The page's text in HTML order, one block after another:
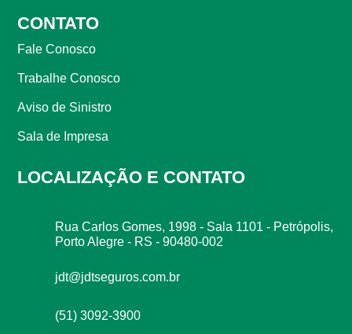
CONTATO
Fale Conosco
Trabalhe Conosco
Aviso de Sinistro
Sala de Impresa
LOCALIZAÇÃO E CONTATO
Rua Carlos Gomes, 1998 - Sala 1101 - Petrópolis,
Porto Alegre - RS - 90480-002
jdt@jdtseguros.com.br
(51) 3092-3900